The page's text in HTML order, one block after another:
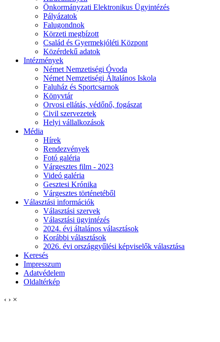
Önkormányzati Elektronikus Ügyintézés
Pályázatok
Falugondnok
Körzeti megbízott
Család és Gyermekjóléti Központ
Közérdekű adatok
Intézmények
Német Nemzetiségi Óvoda
Német Nemzetiségi Általános Iskola
Faluház és Sportcsarnok
Könyvtár
Orvosi ellátás, védőnő, fogászat
Civil szervezetek
Helyi vállalkozások
Média
Hírek
Rendezvények
Fotó galéria
Várgesztes film - 2023
Videó galéria
Gesztesi Krónika
Várgesztes történetéből
Választási információk
Választási szervek
Választási ügyintézés
2024. évi általános választások
Korábbi választások
2026. évi országgyűlési képviselők választása
Keresés
Impresszum
Adatvédelem
Oldaltérkép
‹ › ×